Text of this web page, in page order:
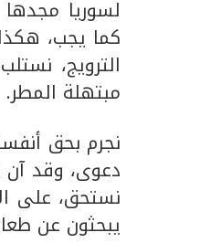
لسوريا
كما يجب،
الترويج،
مبتهلة المطر.
نجرم بحق
دعوى، وقد آن
نستحق، على
يبحثون عن